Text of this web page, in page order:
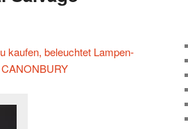
kaufen, beleuchtet Lampen-